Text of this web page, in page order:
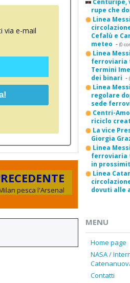
via e-mail
pesca l'Arsenal
Centuripe,
rupe che
Linea
Cefalù e
meteo - (0
Linea
ferroviaria
Termini
dei binari -
Linea
regolare
sede
Centri-
riciclo
La vice
Giorgia
Linea
ferroviaria
in
Linea
dovuti alle
MENU
Home page
NASA /
Contatti